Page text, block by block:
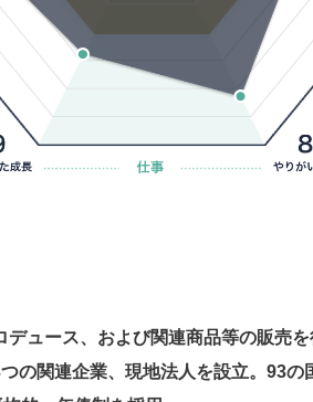
デュース、および関連商品等の販売
の関連企業、現地法人を設立。93の